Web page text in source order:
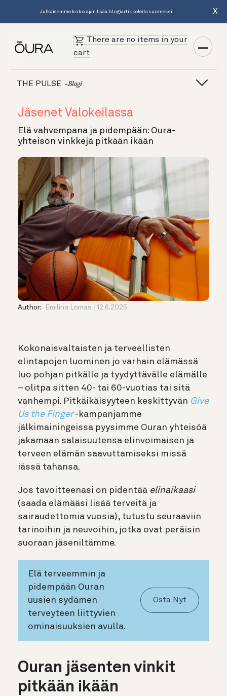
Julkaisemme koko ajan lisää blogiartikkeleita suomeksi X
There are no items in your
cart
THE PULSE -blogi
Jäsenet Valokeilassa
Elä vahvempana ja pidempään: Oura-
yhteisön vinkkejä pitkään ikään
Author: Emilina Lomas 12.6.2025
Kokonaisvaltaisten ja terveellisten
elintapojen luominen jo varhain elämässä
luo pohjan pitkälle ja tyydyttävälle elämälle
– olitpa sitten 40- tai 60-vuotias tai sitä
vanhempi. Pitkäikäisyyteen keskittyvän Give
Us the Finger-kampanjamme
jälkimainingeissa pyysimme Ouran yhteisöä
jakamaan salaisuutensa elinvoimaisen ja
terveen elämän saavuttamiseksi missä
iässä tahansa.
Jos tavoitteenasi on pidentää elinaikaasi
(saada elämääsi lisää terveitä ja
sairaudettomia vuosia), tutustu seuraaviin
tarinoihin ja neuvoihin, jotka ovat peräisin
suoraan jäseniltämme.
Elä terveemmin ja
pidempään Ouran
uusien sydämen
terveyteen liittyvien
ominaisuuksien avulla.
Osta Nyt
Ouran jäsenten vinkit
pitkään ikään